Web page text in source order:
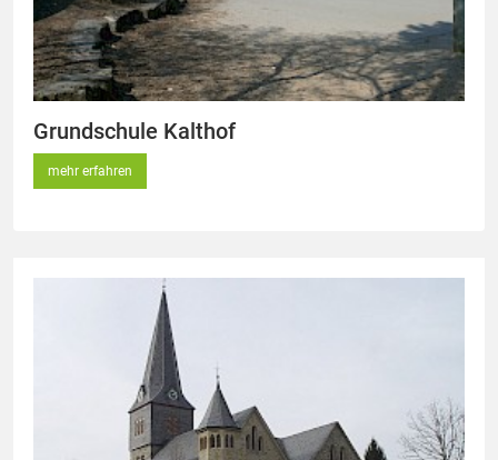
Grundschule Kalthof
mehr erfahren